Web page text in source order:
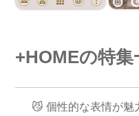
+HOMEの特集
😼 個性的な表情が魅